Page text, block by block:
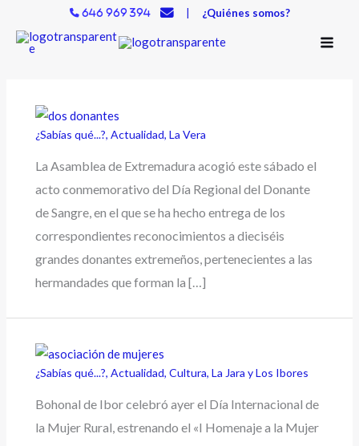
contenido
646 969 394 | ¿Quiénes somos?
¿Sabías qué...?,Actualidad,La Vera
La Asamblea de Extremadura acogió este sábado el
acto conmemorativo del Día Regional del Donante
de Sangre, en el que se ha hecho entrega de los
correspondientes reconocimientos a dieciséis
grandes donantes extremeños, pertenecientes a las
hermandades que forman la […]
¿Sabías qué...?,Actualidad,Cultura,La Jara y Los Ibores
Bohonal de Ibor celebró ayer el Día Internacional de
la Mujer Rural, estrenando el «I Homenaje a la Mujer